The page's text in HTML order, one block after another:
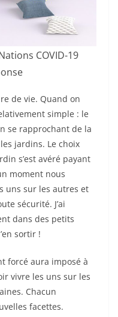
COVID-19
de vie. Quand on
simple : le
se rapprochant de la
jardins. Le choix
s’est avéré payant
moment nous
uns sur les autres et
sécurité. J’ai
dans des petits
sortir !
forcé aura imposé à
vivre les uns sur les
Chacun
facettes.